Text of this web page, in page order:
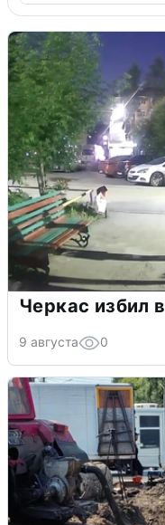
Черкас избил
9 августа 0